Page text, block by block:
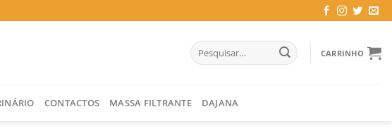
Pesquisar
por:
CARRINHO
CONTACTOS MASSA FILTRANTE DAJANA